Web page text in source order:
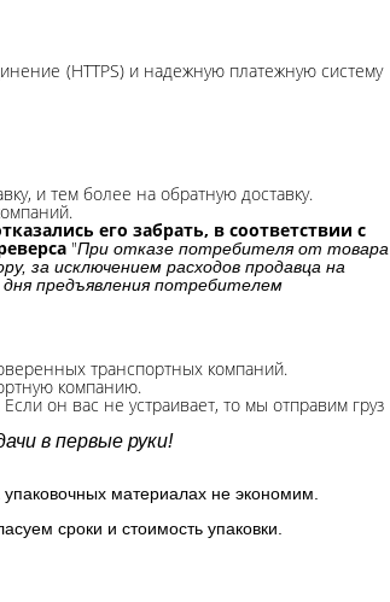
(HTTPS) и надежную платежную систему
и тем более на обратную доставку.
его забрать, в соответствии с
"При отказе потребителя от товара
за исключением расходов продавца на
предъявления потребителем
транспортных компаний.
компанию.
он вас не устраивает, то мы отправим груз
в первые руки!
материалах не экономим.
сроки и стоимость упаковки.